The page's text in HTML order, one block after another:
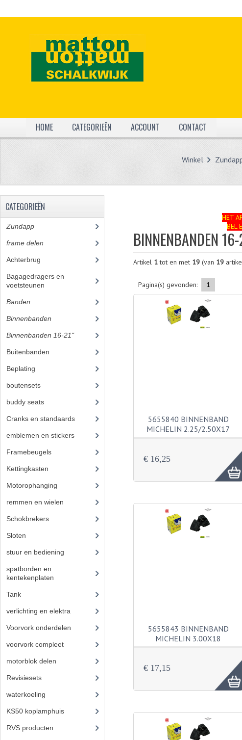
HOME
CATEGORIEËN ACCOUNT CONTACT
Winkel
HET
BEL
BINNENBANDEN
Artikel 1tot en met 19(van 19
Pagina(s) gevonden: 1
5655840 BINNENBAND
MICHELIN 2.25/2.50X17
€ 16,25
5655843 BINNENBAND
MICHELIN 3.00X18
€ 17,15
CATEGORIEËN
Zundapp
frame delen
Achterbrug
Bagagedragers en
voetsteunen
Banden
Binnenbanden
Binnenbanden 16-21"(19)
Buitenbanden
Beplating
boutensets
buddy seats
Cranks en standaards
emblemen en stickers
Framebeugels
Kettingkasten
Motorophanging
remmen en wielen
Schokbrekers
Sloten
stuur en bediening
spatborden en
kentekenplaten
Tank
verlichting en elektra
Voorvork onderdelen
voorvork compleet
motorblok delen
Revisiesets
waterkoeling
KS50 koplamphuis
RVS producten